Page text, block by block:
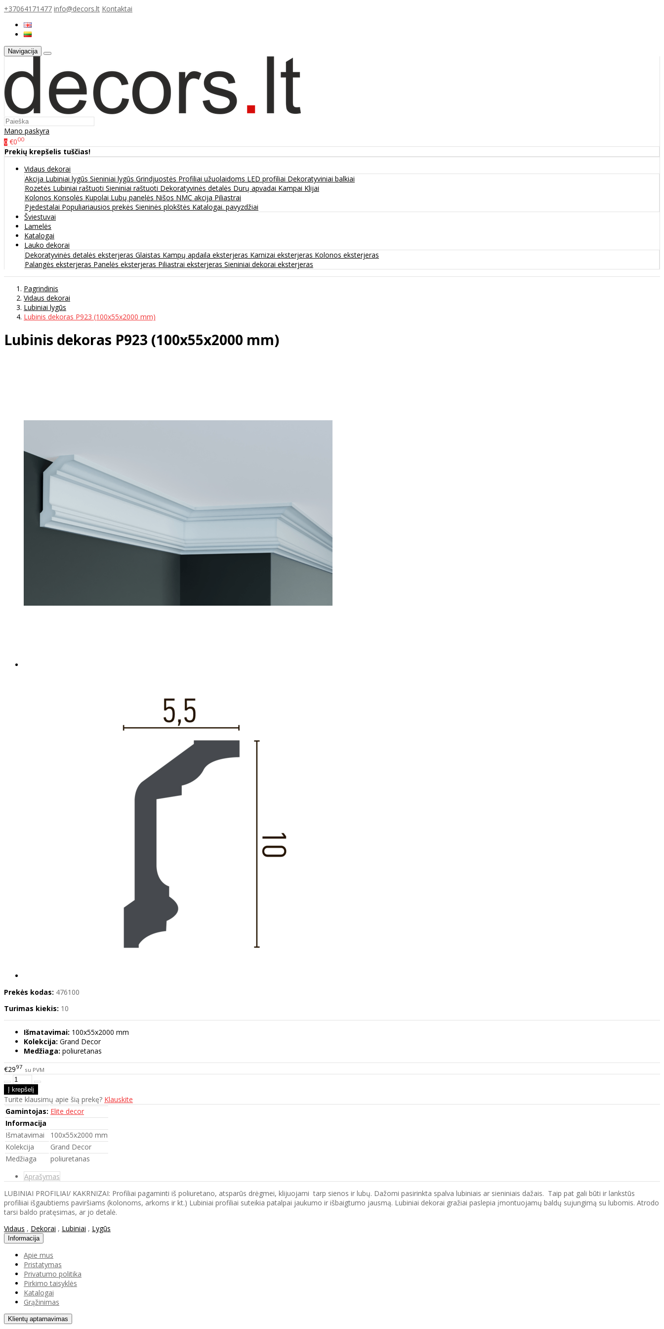
+37064171477 info@decors.lt Kontaktai
Navigacija
Mano paskyra
0 €000
Prekių krepšelis tuščias!
Vidaus dekorai
Akcija Lubiniai lygūs Sieniniai lygūs Grindjuostės Profiliai užuolaidoms LED profiliai Dekoratyviniai balkiai
Rozetės Lubiniai raštuoti Sieniniai raštuoti Dekoratyvinės detalės Durų apvadai Kampai Klijai
Kolonos Konsolės Kupolai Lubų panelės Nišos NMC akcija Piliastrai
Pjedestalai Populiariausios prekės Sieninės plokštės Katalogai. pavyzdžiai
Šviestuvai
Lamelės
Katalogai
Lauko dekorai
Dekoratyvinės detalės eksterjeras Glaistas Kampų apdaila eksterjeras Karnizai eksterjeras Kolonos eksterjeras
Palangės eksterjeras Panelės eksterjeras Piliastrai eksterjeras Sieniniai dekorai eksterjeras
Pagrindinis
Vidaus dekorai
Lubiniai lygūs
Lubinis dekoras P923 (100x55x2000 mm)
Lubinis dekoras P923 (100x55x2000 mm)
Prekės kodas: 476100
Turimas kiekis: 10
Išmatavimai: 100x55x2000 mm
Kolekcija: Grand Decor
Medžiaga: poliuretanas
€2997 su PVM
Turite klausimų apie šią prekę? Klauskite
Gamintojas: Elite decor
Informacija
Išmatavimai
100x55x2000 mm
Kolekcija
Grand Decor
Medžiaga
poliuretanas
Aprašymas
LUBINIAI PROFILIAI/ KAKRNIZAI: Profiliai pagaminti iš poliuretano, atsparūs drėgmei, klijuojami tarp sienos ir lubų. Dažomi pasirinkta spalva lubiniais ar sieniniais dažais. Taip pat gali būti ir lankstūs
profiliiai išgaubtiems paviršiams (kolonoms, arkoms ir kt.) Lubiniai profiliai suteikia patalpai jaukumo ir išbaigtumo jausmą. Lubiniai dekorai gražiai paslepia įmontuojamų baldų sujungimą su lubomis. Atrodo
tarsi baldo pratęsimas, ar jo detalė.
Vidaus , Dekorai , Lubiniai , Lygūs
Informacija
Apie mus
Pristatymas
Privatumo politika
Pirkimo taisyklės
Katalogai
Grąžinimas
Klientų aptarnavimas